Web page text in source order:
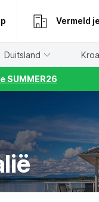
Vermeld
Duitsland
SUMMER26